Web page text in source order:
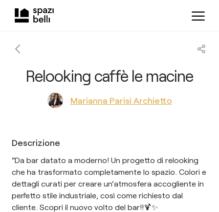
Relooking caffè le macine
Marianna Parisi Archietto
Descrizione
"Da bar datato a moderno! Un progetto di relooking
che ha trasformato completamente lo spazio. Colori e
dettagli curati per creare un'atmosfera accogliente in
perfetto stile industriale, così come richiesto dal
cliente. Scopri il nuovo volto del bar!!🍹✨